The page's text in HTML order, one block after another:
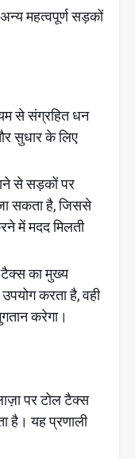
महत्वपूर्ण सड़कों
से संग्रहित धन
सुधार के लिए
से सड़कों पर
सकता है, जिससे
में मदद मिलती
टैक्स का मुख्य
करता है, वही
करेगा।
पर टोल टैक्स
है। यह प्रणाली